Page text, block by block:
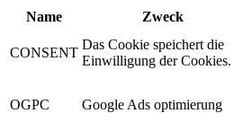
Name Zweck
CONSENT
Das Cookie speichert die
Einwilligung der Cookies.
OGPC Google Ads optimierung